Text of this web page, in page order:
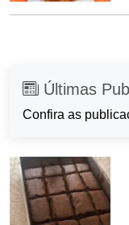
Últimas
Confira as